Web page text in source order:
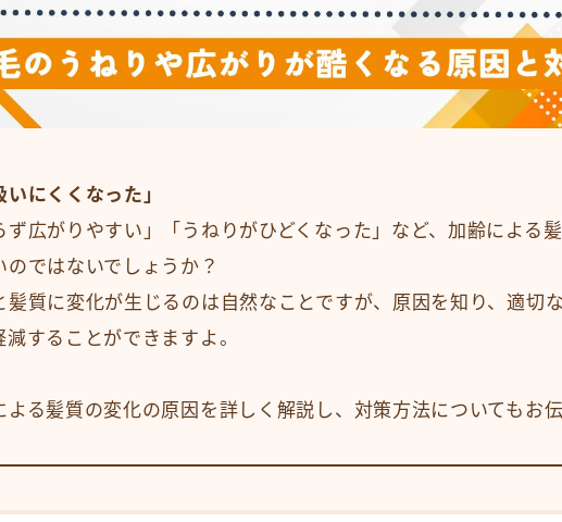
白髪・エイジングケア
ボリューム
抜け毛 薄毛
ダメージ・パサつき
メニューから探す
白髪染め・ヘアカラー
頭皮ケア
いにくくなった」
ず広がりやすい」「うねりがひどくなった」など、加齢による
のではないでしょうか？
髪質に変化が生じるのは自然なことですが、原因を知り、適切
減することができますよ。
る髪質の変化の原因を詳しく解説し、対策方法についてもお伝